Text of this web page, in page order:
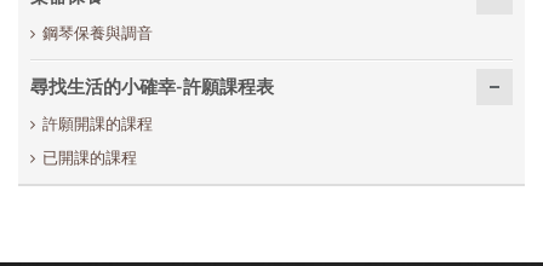
鋼琴保養與調音
尋找生活的小確幸-許願課程表
許願開課的課程
已開課的課程